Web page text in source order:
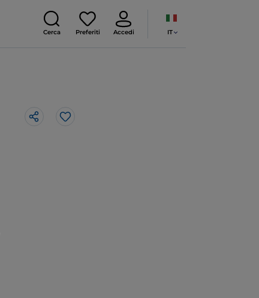
Cerca Preferiti Accedi IT
Like